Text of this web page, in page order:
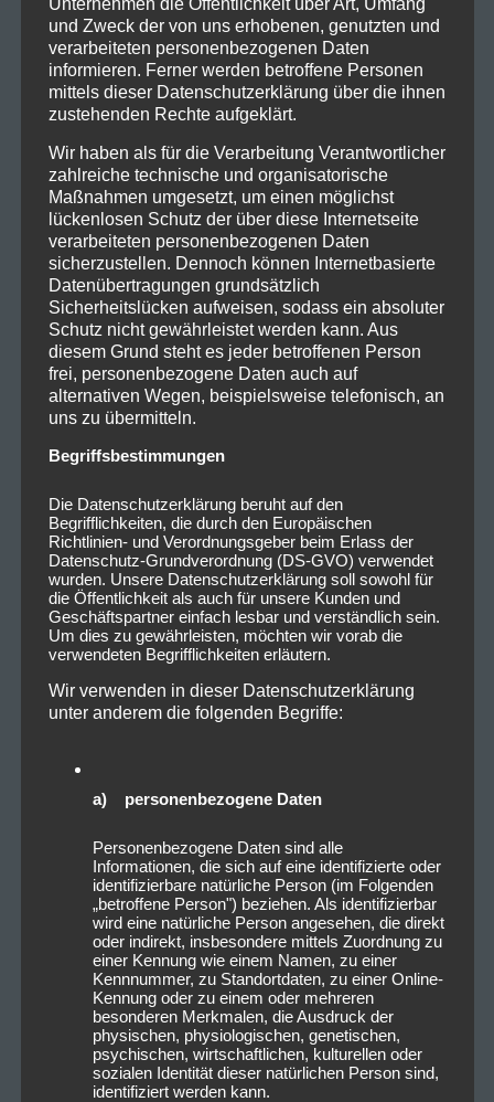
und Zweck der von uns erhobenen, genutzten und
verarbeiteten personenbezogenen Daten
informieren. Ferner werden betroffene Personen
mittels dieser Datenschutzerklärung über die ihnen
zustehenden Rechte aufgeklärt.
Wir haben als für die Verarbeitung Verantwortlicher
zahlreiche technische und organisatorische
Maßnahmen umgesetzt, um einen möglichst
lückenlosen Schutz der über diese Internetseite
verarbeiteten personenbezogenen Daten
sicherzustellen. Dennoch können Internetbasierte
Datenübertragungen grundsätzlich
Sicherheitslücken aufweisen, sodass ein absoluter
Schutz nicht gewährleistet werden kann. Aus
diesem Grund steht es jeder betroffenen Person
frei, personenbezogene Daten auch auf
alternativen Wegen, beispielsweise telefonisch, an
uns zu übermitteln.
Begriffsbestimmungen
Die Datenschutzerklärung beruht auf den
Begrifflichkeiten, die durch den Europäischen
Richtlinien- und Verordnungsgeber beim Erlass der
Datenschutz-Grundverordnung (DS-GVO) verwendet
wurden. Unsere Datenschutzerklärung soll sowohl für
die Öffentlichkeit als auch für unsere Kunden und
Geschäftspartner einfach lesbar und verständlich sein.
Um dies zu gewährleisten, möchten wir vorab die
verwendeten Begrifflichkeiten erläutern.
Wir verwenden in dieser Datenschutzerklärung
unter anderem die folgenden Begriffe:
a) personenbezogene Daten
Personenbezogene Daten sind alle
Informationen, die sich auf eine identifizierte oder
identifizierbare natürliche Person (im Folgenden
„betroffene Person") beziehen. Als identifizierbar
wird eine natürliche Person angesehen, die direkt
oder indirekt, insbesondere mittels Zuordnung zu
einer Kennung wie einem Namen, zu einer
Kennnummer, zu Standortdaten, zu einer Online-
Kennung oder zu einem oder mehreren
besonderen Merkmalen, die Ausdruck der
physischen, physiologischen, genetischen,
psychischen, wirtschaftlichen, kulturellen oder
sozialen Identität dieser natürlichen Person sind,
identifiziert werden kann.